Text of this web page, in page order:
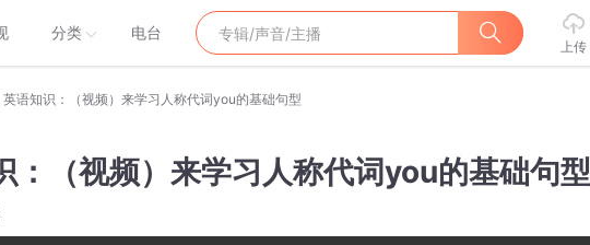
分类 电台
上传
英语知识：（视频）来学习人称代词you的基础句型
：（视频）来学习人称代词you的基础句型